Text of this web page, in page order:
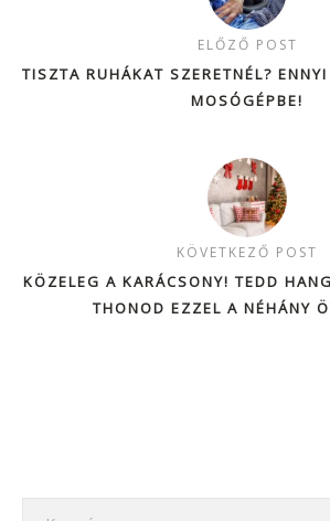
ELŐZŐ POST
TISZTA RUHÁKAT SZERETNÉL?
MOSÓGÉPBE!
KÖVETKEZŐ POST
KÖZELEG A KARÁCSONY! TEDD
THONOD EZZEL A NÉHÁNY